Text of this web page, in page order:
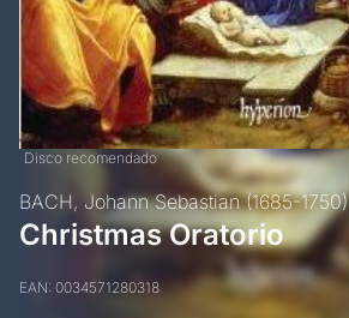
Disco recomendado
BACH, Johann Sebastian (1685-1750)
Christmas Oratorio
EAN: 0034571280318